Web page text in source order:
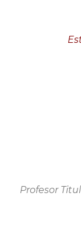
Profesor